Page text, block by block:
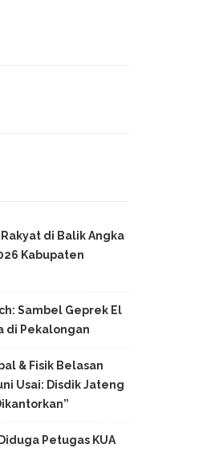
di Balik Angka
Kabupaten
Sambel Geprek El
di Pekalongan
& Fisik Belasan
Usai: Disdik Jateng
Petugas KUA